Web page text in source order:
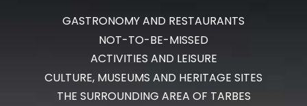
GASTRONOMY AND RESTAURANTS
NOT-TO-BE-MISSED
ACTIVITIES AND LEISURE
CULTURE, MUSEUMS AND HERITAGE SITES
THE SURROUNDING AREA OF TARBES